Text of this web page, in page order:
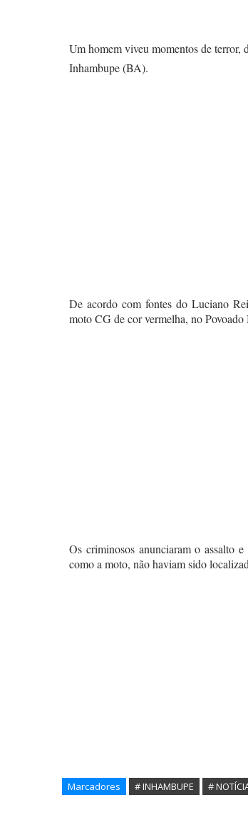
Um homem viveu momentos de terror,
Inhambupe (BA).
De acordo com fontes do Luciano
moto CG de cor vermelha, no
Os criminosos anunciaram o assalto
como a moto, não haviam sido
Marcadores # INHAMBUPE #